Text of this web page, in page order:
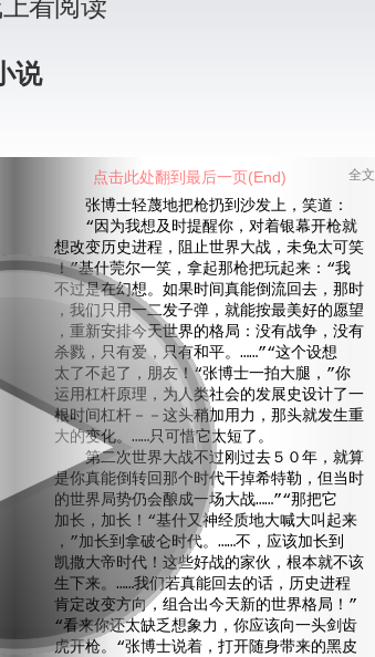
看阅读
说
全文
张博士轻蔑地把枪扔到沙发上，笑道：
“因为我想及时提醒你，对着银幕开枪就
想改变历史进程，阻止世界大战，未免太可笑
！”基什莞尔一笑，拿起那枪把玩起来：“我
不过是在幻想。如果时间真能倒流回去，那时
，我们只用一二发子弹，就能按最美好的愿望
，重新安排今天世界的格局：没有战争，没有
杀戮，只有爱，只有和平。……”“这个设想
太了不起了，朋友！“张博士一拍大腿，”你
运用杠杆原理，为人类社会的发展史设计了一
根时间杠杆－－这头稍加用力，那头就发生重
大的变化。……只可惜它太短了。
第二次世界大战不过刚过去５０年，就算
是你真能倒转回那个时代干掉希特勒，但当时
的世界局势仍会酿成一场大战……”“那把它
加长，加长！“基什又神经质地大喊大叫起来
，”加长到拿破仑时代。……不，应该加长到
凯撒大帝时代！这些好战的家伙，根本就不该
生下来。……我们若真能回去的话，历史进程
肯定改变方向，组合出今天新的世界格局！”
“看来你还太缺乏想象力，你应该向一头剑齿
虎开枪。“张博士说着，打开随身带来的黑皮
点击此处翻到最后一页(End)